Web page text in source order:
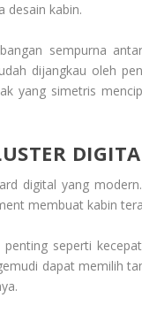
desain kabin.
sempurna
dijangkau oleh
yang simetris
digital yang
membuat kabin
seperti
dapat memilih